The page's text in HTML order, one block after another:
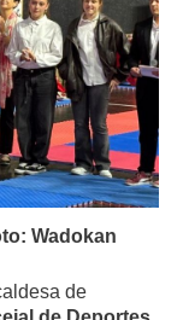
Wadokan
de